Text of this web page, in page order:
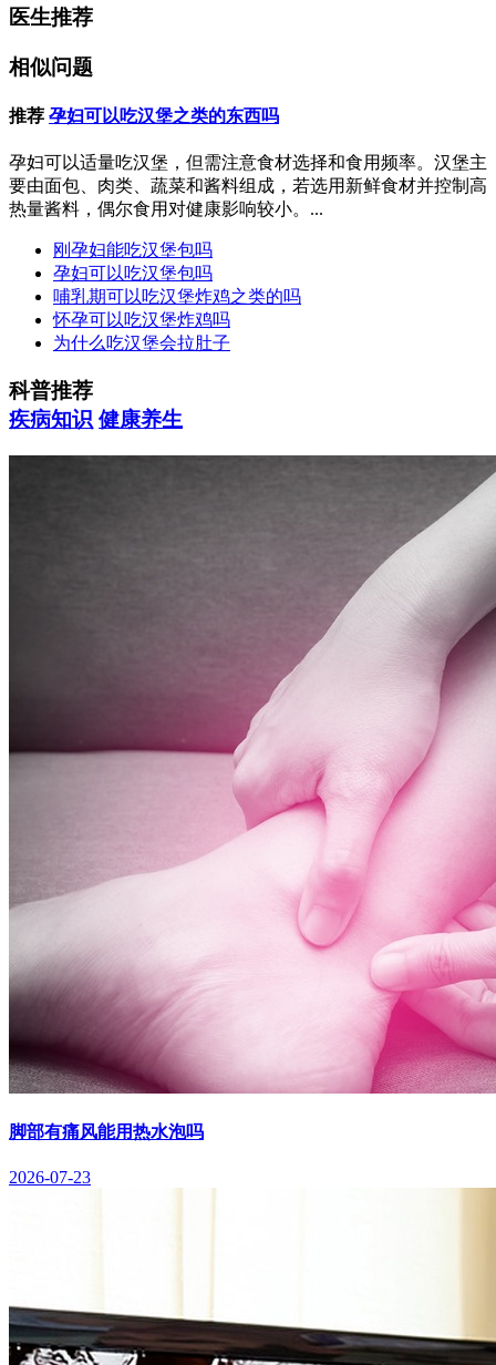
医生推荐
相似问题
推荐 孕妇可以吃汉堡之类的东西吗
孕妇可以适量吃汉堡，但需注意食材选择和食用频率。汉堡主
要由面包、肉类、蔬菜和酱料组成，若选用新鲜食材并控制高
热量酱料，偶尔食用对健康影响较小。...
刚孕妇能吃汉堡包吗
孕妇可以吃汉堡包吗
哺乳期可以吃汉堡炸鸡之类的吗
怀孕可以吃汉堡炸鸡吗
为什么吃汉堡会拉肚子
科普推荐
疾病知识 健康养生
脚部有痛风能用热水泡吗
2026-07-23